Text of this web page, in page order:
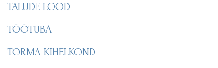
TALUDE LOOD
TÖÖTUBA
TORMA KIHELKOND